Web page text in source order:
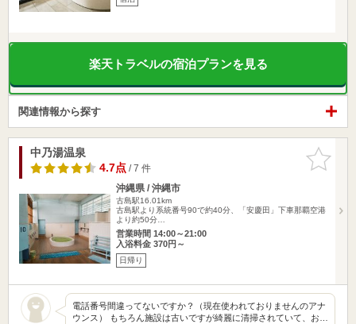
楽天トラベルの宿泊プランを見る
関連情報から探す
お気に入
りに追加
中乃湯温泉
4.7点/ 7 件
沖縄県 / 沖縄市
古島駅16.01km
古島駅より系統番号90で約40分、「安慶田」下車那覇空港
より約50分…
営業時間 14:00～21:00
入浴料金 370円～
日帰り
電話番号間違ってないですか？（現在使われておりませんのアナ
ウンス） もちろん施設は古いですが綺麗に清掃されていて、お…